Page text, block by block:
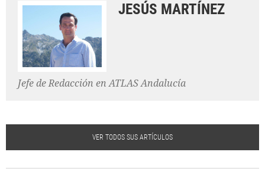
JESÚS MARTÍNEZ
Jefe de Redacción en ATLAS Andalucía
VER TODOS SUS ARTÍCULOS